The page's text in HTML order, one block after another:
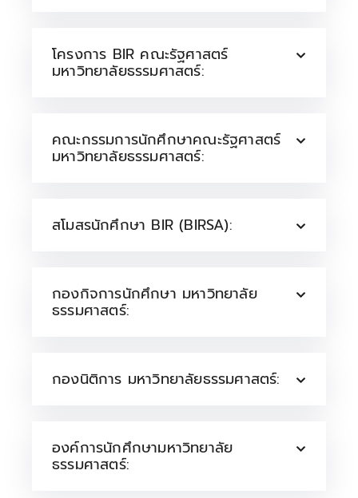
โครงการ BIR คณะรัฐศาสตร์
มหาวิทยาลัยธรรมศาสตร์:
คณะกรรมการนักศึกษาคณะรัฐศาสตร์
มหาวิทยาลัยธรรมศาสตร์:
สโมสรนักศึกษา BIR (BIRSA):
กองกิจการนักศึกษา มหาวิทยาลัย
ธรรมศาสตร์:
กองนิติการ มหาวิทยาลัยธรรมศาสตร์:
องค์การนักศึกษามหาวิทยาลัย
ธรรมศาสตร์: